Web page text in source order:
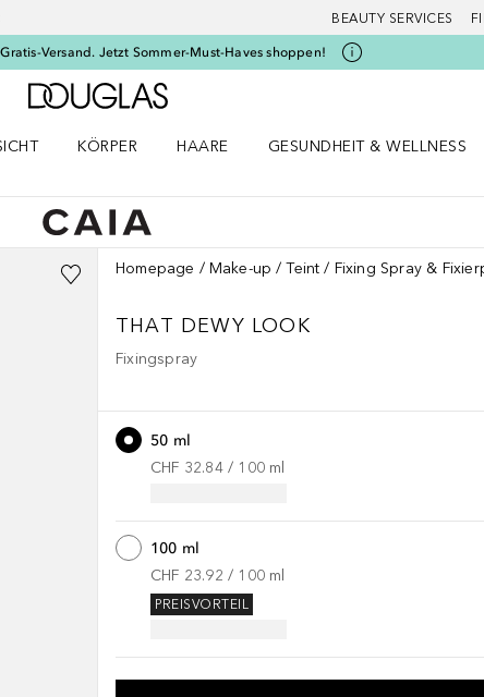
BEAUTY SERVICES
Versand. Jetzt Sommer-Must-Haves shoppen!
Zur Douglas Startseite
KÖRPER
HAARE
GESUNDHEIT & WELLNESS
Homepage Make-up Teint Fixing Spray &
THAT DEWY LOOK
Fixingspray
50 ml
CHF 32.84 / 100 ml
100 ml
CHF 23.92 / 100 ml
PREISVORTEIL